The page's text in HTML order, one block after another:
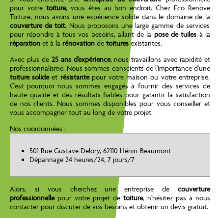
pour votre toiture, vous êtes au bon endroit. Chez Eco Renove
Toiture, nous avons une expérience solide dans le domaine de la
couverture de toit. Nous proposons une large gamme de services
pour répondre à tous vos besoins, allant de la pose de tuiles à la
réparation et à la rénovation de toitures existantes.
Avec plus de 25 ans d'expérience, nous travaillons avec rapidité et
professionnalisme. Nous sommes conscients de l'importance d'une
toiture solideet résistantepour votre maison ou votre entreprise.
C'est pourquoi nous sommes engagés à fournir des services de
haute qualité et des résultats fiables pour garantir la satisfaction
de nos clients. Nous sommes disponibles pour vous conseiller et
vous accompagner tout au long de votre projet.
Nos coordonnées :
501 Rue Gustave Delory, 62110 Hénin-Beaumont
Dépannage 24 heures/24, 7 jours/7
Alors, si vous cherchez une entreprise de couverture
professionnellepour votre projet de toiture, n'hésitez pas à nous
contacter pour discuter de vos besoins et obtenir un devis gratuit.